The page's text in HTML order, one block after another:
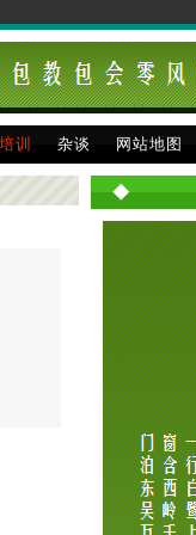
训 杂谈 网站地图
◆